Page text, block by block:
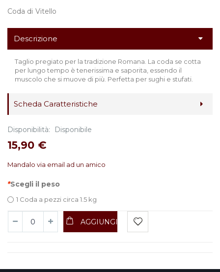
Coda di Vitello
Descrizione
Taglio pregiato per la tradizione Romana. La coda se cotta
per lungo tempo è tenerissima e saporita, essendo il
muscolo che si muove di più. Perfetta per sughi e stufati.
Scheda Caratteristiche
Disponibilità: Disponibile
15,90 €
Mandalo via email ad un amico
*Scegli il peso
1 Coda a pezzi circa 1.5 kg
AGGIUNGI